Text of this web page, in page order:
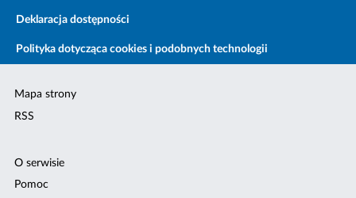
Deklaracja dostępności
Polityka dotycząca cookies i podobnych technologii
Mapa strony
RSS
O serwisie
Pomoc